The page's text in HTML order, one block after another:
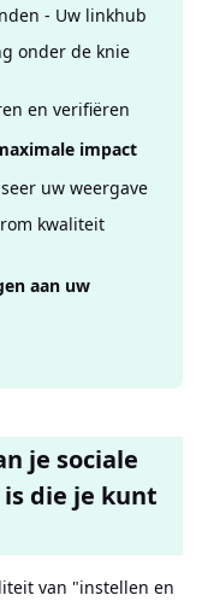
- Uw linkhub
onder de knie
en verifiëren
impact
uw weergave
kwaliteit
aan uw
je sociale
is die je kunt
van "instellen en